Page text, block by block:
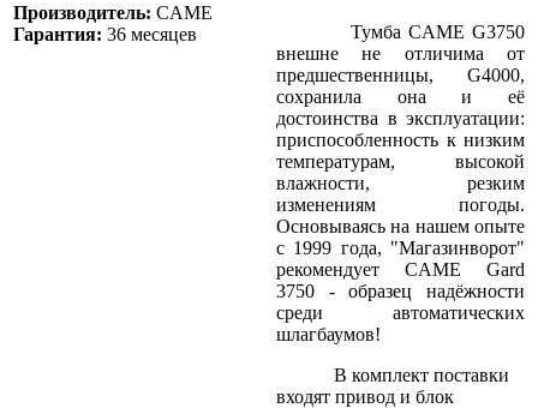
Производитель: CAME
Гарантия: 36 месяцев
Тумба CAME G3750
внешне не отличима от
предшественницы, G4000,
сохранила она и её
достоинства в эксплуатации:
приспособленность к низким
температурам, высокой
влажности, резким
изменениям погоды.
Основываясь на нашем опыте
с 1999 года, "Магазинворот"
рекомендует CAME Gard
3750 - образец надёжности
среди автоматических
шлагбаумов!
В комплект поставки
входят привод и блок